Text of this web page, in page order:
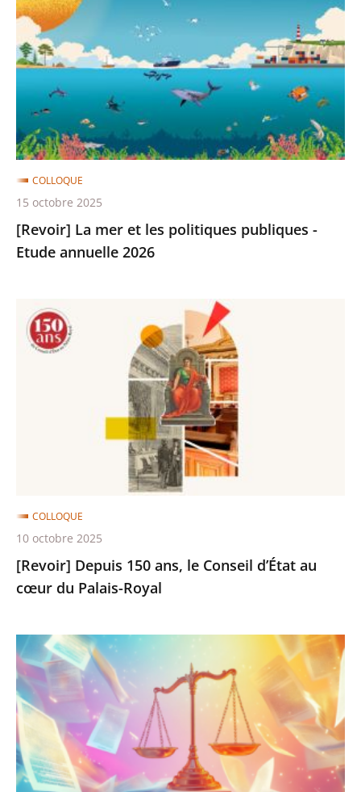
mer
et
les
politiques
publiques
-
Etude
annuelle
2026
[Revoir] La mer et les politiques publiques -
Etude annuelle 2026
COLLOQUE
15 octobre 2025
[Revoir]
Depuis
150
du
Palais-
Royal
[Revoir] Depuis 150 ans, le Conseil d’État au
cœur du Palais-Royal
COLLOQUE
10 octobre 2025
[Revoir]
Le
juge
et
le
contrat
: